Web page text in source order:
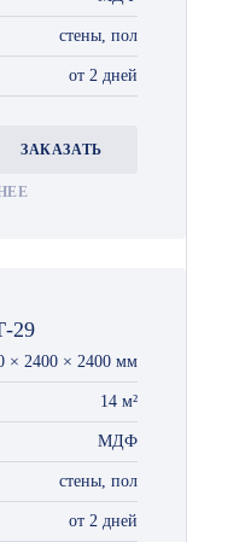
стены, пол
от 2 дней
ЗАКАЗАТЬ
29
× 2400 × 2400 мм
14 м²
МДФ
стены, пол
от 2 дней